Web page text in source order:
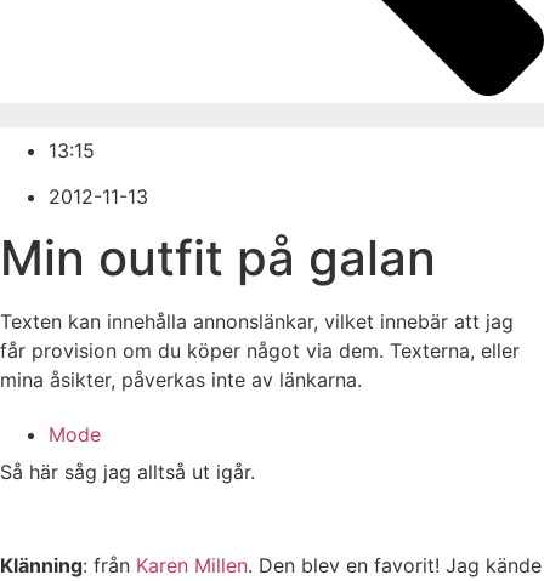
13:15
2012-11-13
Min outfit på galan
Texten kan innehålla annonslänkar, vilket innebär att jag
får provision om du köper något via dem. Texterna, eller
mina åsikter, påverkas inte av länkarna.
Mode
Så här såg jag alltså ut igår.
Klänning: från Karen Millen. Den blev en favorit! Jag kände